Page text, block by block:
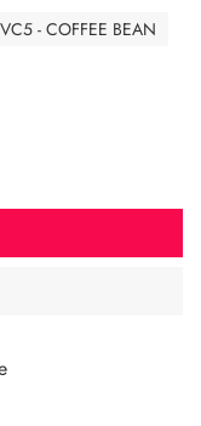
VC5 - COFFEE BEAN